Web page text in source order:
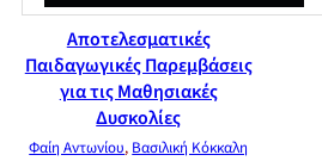
Αποτελεσματικές
Παιδαγωγικές Παρεμβάσεις
για τις Μαθησιακές
Δυσκολίες
Φαίη Αντωνίου, Βασιλική Κόκκαλη